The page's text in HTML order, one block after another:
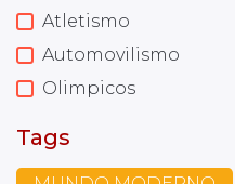
Atletismo
Automovilismo
Olimpicos
Tags